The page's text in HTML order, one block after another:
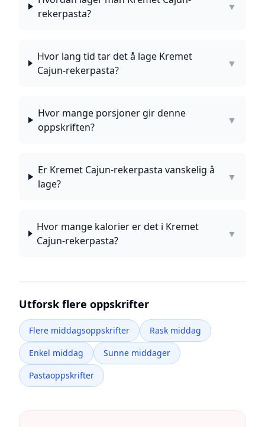
rekerpasta?
▼
Hvor lang tid tar det å lage Kremet
Cajun-rekerpasta?
▼
Hvor mange porsjoner gir denne
oppskriften?
▼
Er Kremet Cajun-rekerpasta vanskelig å
lage?
▼
Hvor mange kalorier er det i Kremet
Cajun-rekerpasta?
▼
Utforsk flere oppskrifter
Flere middagsoppskrifter
Rask middag
Enkel middag
Sunne middager
Pastaoppskrifter